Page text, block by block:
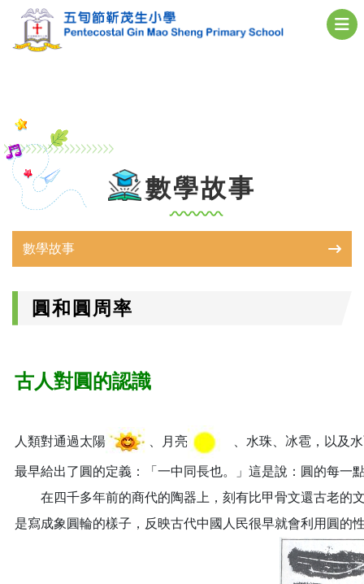
數學故事
數學故事
圓和圓周率
古人對圓的認識
人類對通過太陽 、月亮
、水珠、冰雹，以及
最早給出了圓的定義：「一中同長也。」這是說：圓的每一
在四千多年前的商代的陶器上，刻有比甲骨文還古老的
是寫成象圓輪的樣子，反映古代中國人民很早就會利用圓的